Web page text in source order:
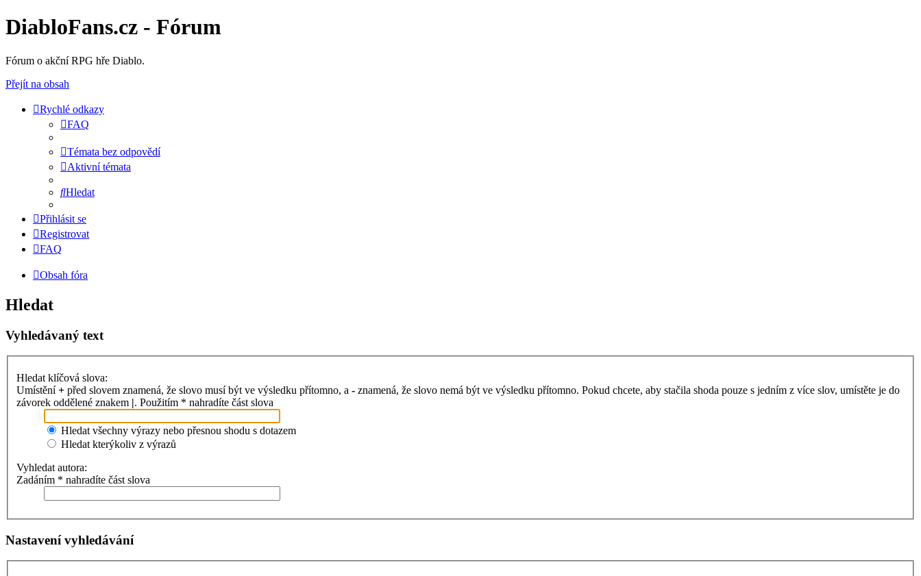
DiabloFans.cz - Fórum
Fórum o akční RPG hře Diablo.
Přejít na obsah
Rychlé odkazy
FAQ
Témata bez odpovědí
Aktivní témata
Hledat
Přihlásit se
Registrovat
FAQ
Obsah fóra
Hledat
Vyhledávaný text
Hledat klíčová slova:
Umístění+ před slovem znamená, že slovo musí být ve výsledku přítomno, a - znamená, že slovo nemá být ve výsledku přítomno. Pokud chcete, aby stačila shoda pouze s jedním z více slov, umístěte je do
závorek oddělené znakem |. Použitím * nahradíte část slova
Hledat všechny výrazy nebo přesnou shodu s dotazem
Hledat kterýkoliv z výrazů
Vyhledat autora:
Zadáním * nahradíte část slova
Nastavení vyhledávání